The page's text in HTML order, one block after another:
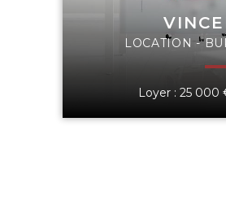
LOCATION -
Loyer : 25 000